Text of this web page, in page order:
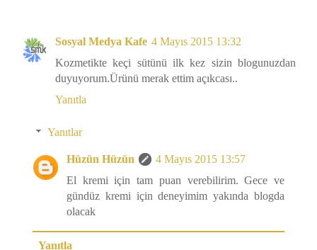
Sosyal Medya Kafe 4 Mayıs 2015 13:32
Kozmetikte keçi sütünü ilk kez sizin blogunuzdan
duyuyorum.Ürünü merak ettim açıkcası..
Yanıtla
Yanıtlar
Hüzün Hüzün
4 Mayıs 2015 13:57
El kremi için tam puan verebilirim. Gece ve
gündüz kremi için deneyimim yakında blogda
olacak
Yanıtla